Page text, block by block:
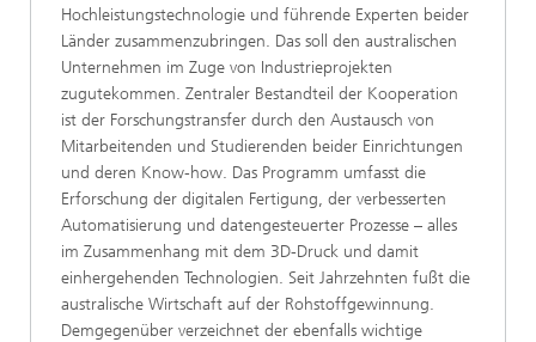
Hochleistungstechnologie und führende Experten beider
Länder zusammenzubringen. Das soll den australischen
Unternehmen im Zuge von Industrieprojekten
zugutekommen. Zentraler Bestandteil der Kooperation
ist der Forschungstransfer durch den Austausch von
Mitarbeitenden und Studierenden beider Einrichtungen
und deren Know-how. Das Programm umfasst die
Erforschung der digitalen Fertigung, der verbesserten
Automatisierung und datengesteuerter Prozesse – alles
im Zusammenhang mit dem 3D-Druck und damit
einhergehenden Technologien. Seit Jahrzehnten fußt die
australische Wirtschaft auf der Rohstoffgewinnung.
Demgegenüber verzeichnet der ebenfalls wichtige